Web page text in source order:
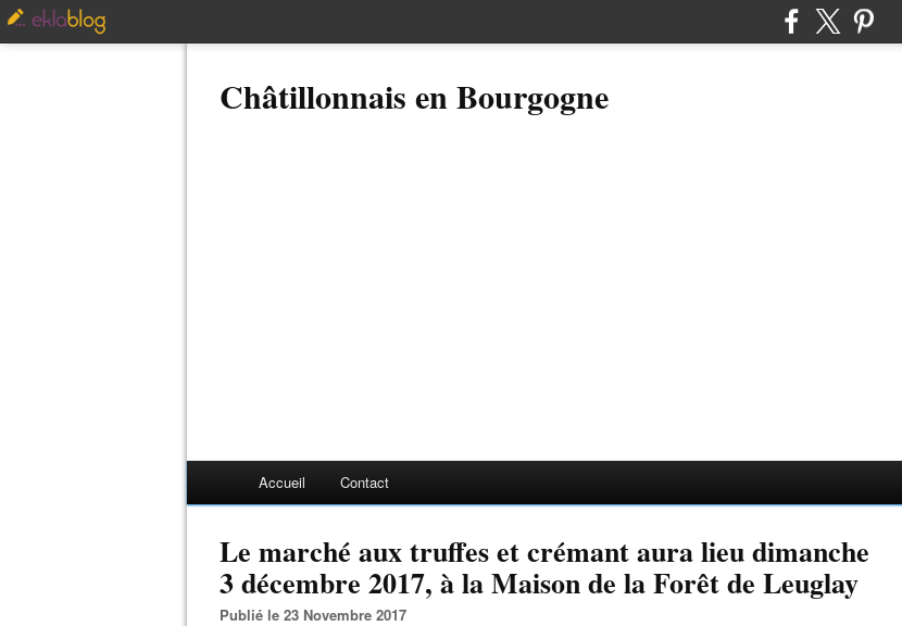
Châtillonnais en Bourgogne
Accueil Contact
Le marché aux truffes et crémant aura lieu dimanche
3 décembre 2017, à la Maison de la Forêt de Leuglay
Publié le 23 Novembre 2017